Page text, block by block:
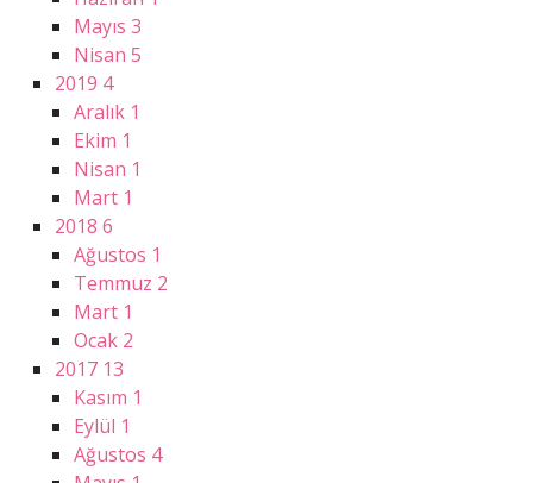
Mayıs 3
Nisan 5
2019 4
Aralık 1
Ekim 1
Nisan 1
Mart 1
2018 6
Ağustos 1
Temmuz 2
Mart 1
Ocak 2
2017 13
Kasım 1
Eylül 1
Ağustos 4